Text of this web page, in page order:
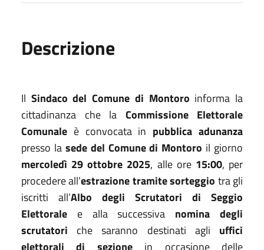
Descrizione
Il Sindaco del Comune di Montoro informa la
cittadinanza che la Commissione Elettorale
Comunale è convocata in pubblica adunanza
presso la sede del Comune di Montoro il giorno
mercoledì 29 ottobre 2025, alle ore 15:00, per
procedere all’estrazione tramite sorteggio tra gli
iscritti all’Albo degli Scrutatori di Seggio
Elettorale e alla successiva nomina degli
scrutatori che saranno destinati agli uffici
elettorali di sezionein occasione delle